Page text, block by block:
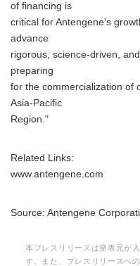
of financing is
critical for Antengene's
advance
rigorous, science-driven,
preparing
for the commercialization of
Asia-Pacific
Region."
Related Links:
www.antengene.com
Source: Antengene
本プレスリリースは発表元が
す。また、プレスリリースへ